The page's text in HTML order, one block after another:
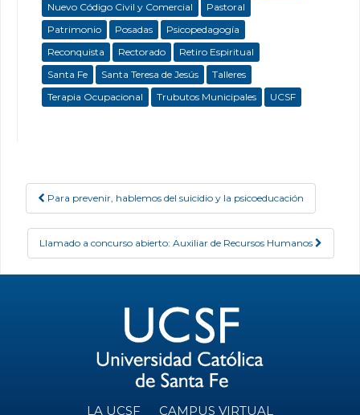
Nuevo Código Civil y Comercial
Pastoral
Patrimonio
Posadas
Psicopedagogía
Reconquista
Rectorado
Retiro Espiritual
Santa Fe
Santa Teresa de Jesús
Talleres
Terapia Ocupacional
Trubutos Municipales UCSF
Post navigation
Para prevenir, hablemos del suicidio y la psicoeducación
Llamado a concurso abierto: Auxiliar de Recursos Humanos
LA UCSF CAMPUS VIRTUAL